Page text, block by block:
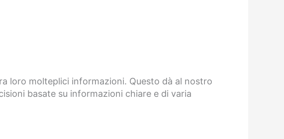
loro molteplici informazioni. Questo dà al nostro
basate su informazioni chiare e di varia